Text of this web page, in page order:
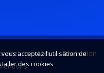
sur Mer -Réalisation
acceptez l'utilisation de
des cookies